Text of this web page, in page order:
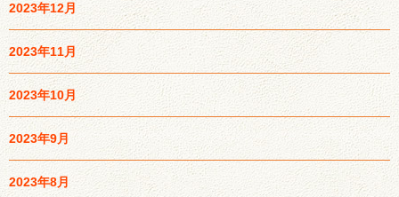
2023年12月
2023年11月
2023年10月
2023年9月
2023年8月